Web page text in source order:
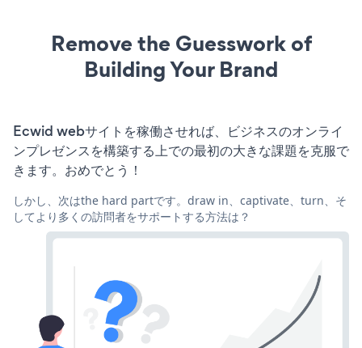
Remove the Guesswork of
Building Your Brand
Ecwid webサイトを稼働させれば、ビジネスのオンライ
ンプレゼンスを構築する上での最初の大きな課題を克服で
きます。おめでとう！
しかし、次はthe hard partです。draw in、captivate、turn、そ
してより多くの訪問者をサポートする方法は？